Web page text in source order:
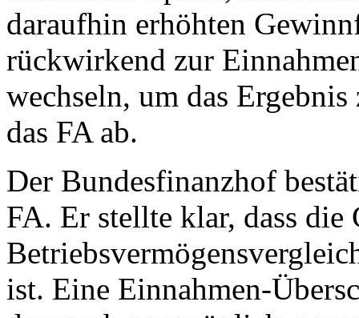
daraufhin erhöhten
rückwirkend zur
wechseln, um das
das FA ab.
Der Bundesfinanzhof
FA. Er stellte klar, dass
ist. Eine Einnahmen-